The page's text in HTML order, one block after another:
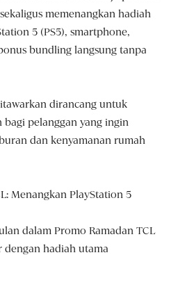
memenangkan hadiah
5 (PS5), smartphone,
bundling langsung tanpa
dirancang untuk
pelanggan yang ingin
dan kenyamanan rumah
Menangkan PlayStation 5
dalam Promo Ramadan TCL
dengan hadiah utama